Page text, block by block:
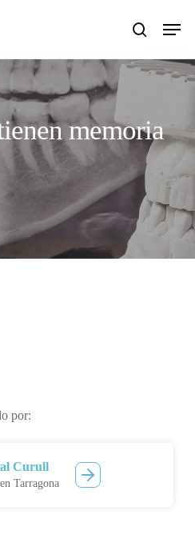
search
Menu
memoria
por:
Curull
Tarragona